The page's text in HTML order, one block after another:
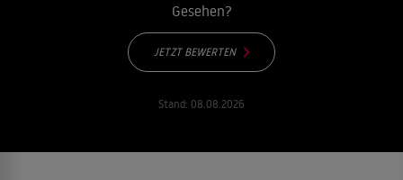
Gesehen?
JETZT BEWERTEN
Stand: 08.08.2026